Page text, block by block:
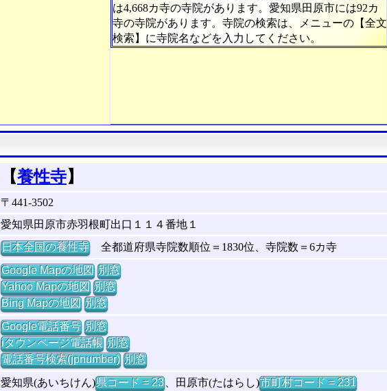
は4,668カ寺の寺院があります。愛知県田原市には92カ
寺の寺院があります。寺院の検索は、メニューの【全文
検索】に寺院名などを入力してください。
【養性寺】
〒441-3502
愛知県田原市赤羽根町出口１１４番地１
日本全国の養性寺全都道府県寺院数順位＝1830位、寺院数＝6カ寺
Google Mapの地図 別窓
Yahoo Mapの地図 別窓
Bing Mapの地図 別窓
Google電話番号 別窓
iタウンページ電話帳 別窓
電話番号検索(jpnumber) 別窓
愛知県(あいちけん)県コード = 23、田原市(たはらし)市町村コード = 231